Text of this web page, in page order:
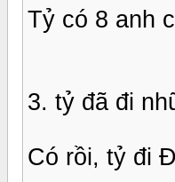
Tỷ có 8 anh
3. tỷ đã đi
Có rồi, tỷ đi